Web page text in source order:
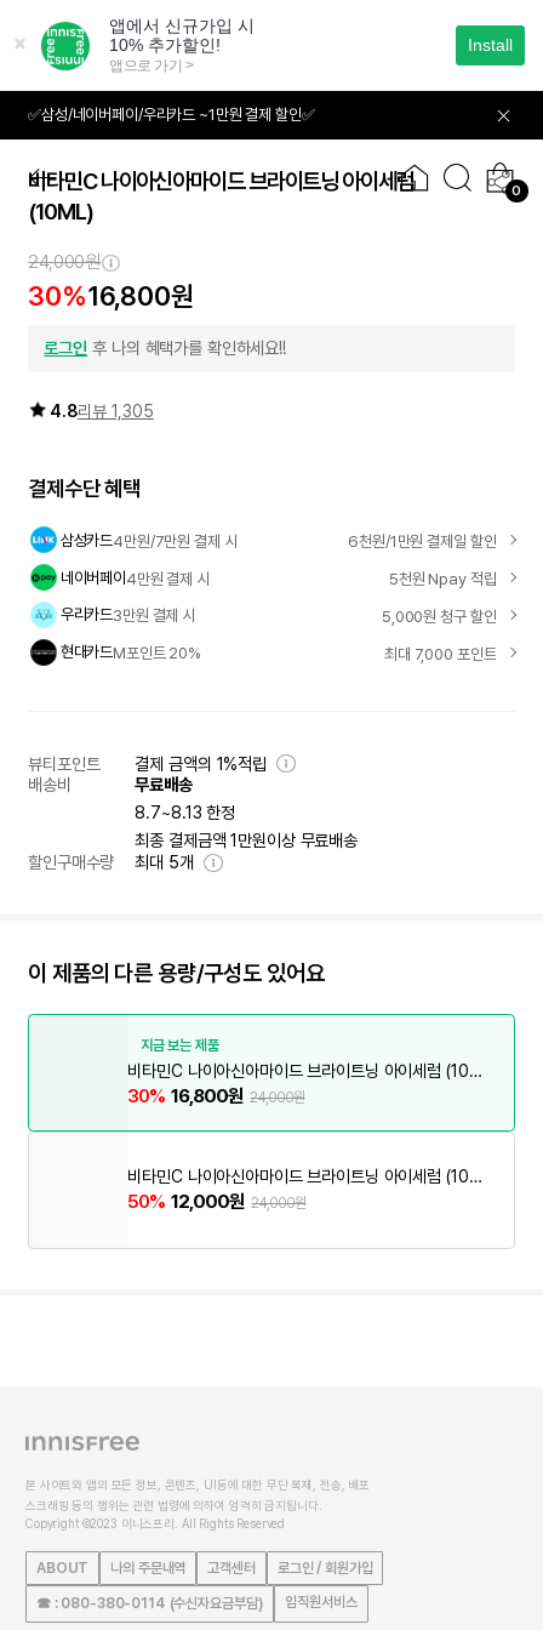
가
✅삼성/네이버페이/우리카드 ~1만원 결제 할인✅
0
01 05
비타민C 나이아신아마이드 브라이트닝 아이세럼
(10ML)
24,000원
30%16,800원
로그인 후 나의 혜택가를 확인하세요!!
4.8리뷰 1,305
결제수단 혜택
삼성카드4만원/7만원 결제 시
6천원/1만원 결제일 할인
네이버페이4만원 결제 시
5천원 Npay 적립
우리카드3만원 결제 시
5,000원 청구 할인
현대카드M포인트 20% 최대 7,000 포인트
뷰티포인트
결제 금액의 1%적립
배송비
무료배송
8.7~8.13 한정
최종 결제금액 1만원이상 무료배송
할인구매수량
최대 5개
이 제품의 다른 용량/구성도 있어요
지금 보는 제품
비타민C 나이아신아마이드 브라이트닝 아이세럼 (10M
L)
30% 16,800원 24,000원
비타민C 나이아신아마이드 브라이트닝 아이세럼 (10M
L)
50% 12,000원 24,000원
본 사이트와 앱의 모든 정보, 콘텐츠, UI등에 대한 무단 복제, 전송, 배포
스크래핑 등의 행위는 관련 법령에 의하여 엄격히 금지됩니다.
Copyright ©2023 이니스프리. All Rights Reserved
ABOUT 나의 주문내역 고객센터 로그인 / 회원가입
☎ : 080-380-0114 (수신자요금부담) 임직원서비스